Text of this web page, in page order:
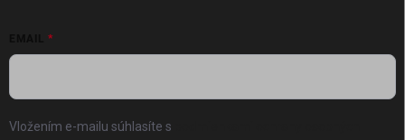
Vložením e-mailu súhlasíte s